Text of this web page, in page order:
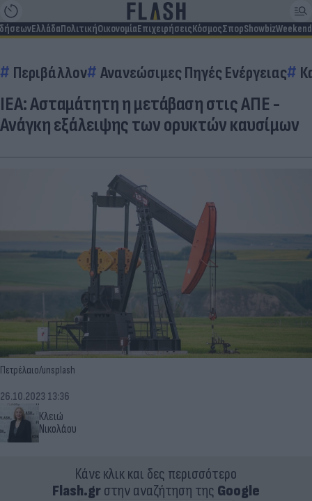
ΕλλάδαΠολιτικήΟικονομίαΕπιχειρήσειςΚόσμοςΣπορShowbizWeekend
Περιβάλλον Ανανεώσιμες Πηγές Ενέργειας
ΙΕΑ: Ασταμάτητη η μετάβαση στις ΑΠΕ -
Ανάγκη εξάλειψης των ορυκτών καυσίμων
Πετρέλαιο/unsplash
Κλειώ
Νικολάου
26.10.2023 13:36
Κάνε κλικ και δες περισσότερο
Flash.grστην αναζήτηση της Google